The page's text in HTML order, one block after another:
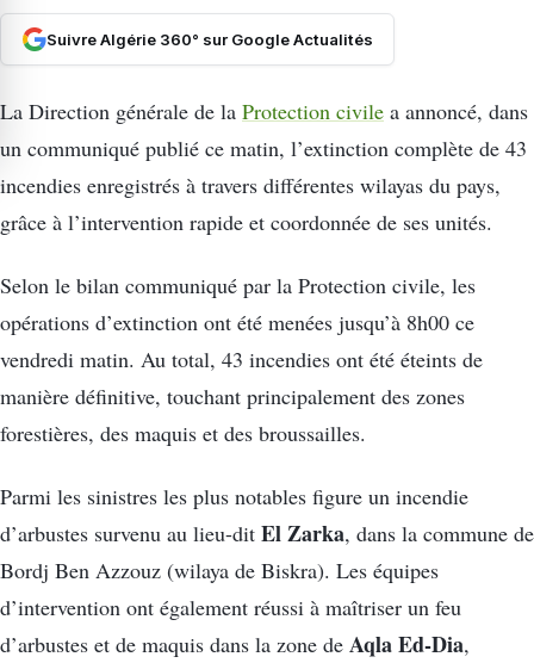
Suivre Algérie 360° sur Google Actualités
La Direction générale de la Protection civile a annoncé, dans
un communiqué publié ce matin, l’extinction complète de 43
incendies enregistrés à travers différentes wilayas du pays,
grâce à l’intervention rapide et coordonnée de ses unités.
Selon le bilan communiqué par la Protection civile, les
opérations d’extinction ont été menées jusqu’à 8h00 ce
vendredi matin. Au total, 43 incendies ont été éteints de
manière définitive, touchant principalement des zones
forestières, des maquis et des broussailles.
Parmi les sinistres les plus notables figure un incendie
d’arbustes survenu au lieu-dit El Zarka, dans la commune de
Bordj Ben Azzouz (wilaya de Biskra). Les équipes
d’intervention ont également réussi à maîtriser un feu
d’arbustes et de maquis dans la zone de Aqla Ed-Dia,